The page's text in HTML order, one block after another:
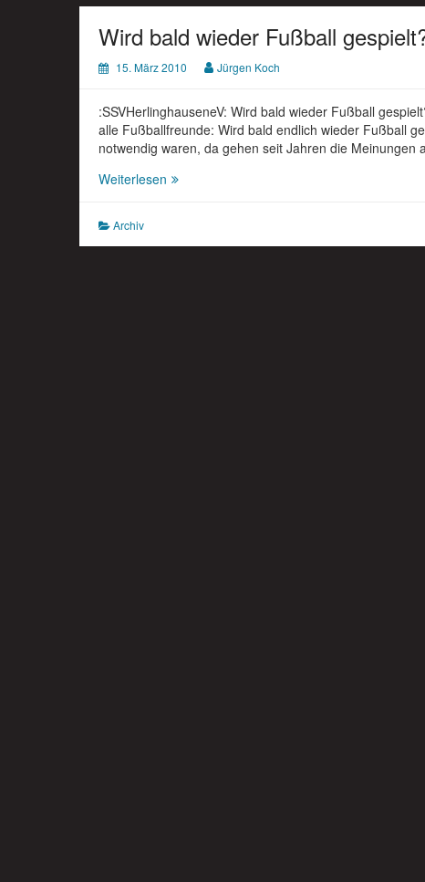
Wird bald wieder Fußball
15. März 2010 Jürgen Koch
:SSVHerlinghauseneV: Wird bald wieder Fußball
alle Fußballfreunde: Wird bald endlich wieder Fußball
notwendig waren, da gehen seit Jahren die
Weiterlesen Wird
gespielt??
Archiv